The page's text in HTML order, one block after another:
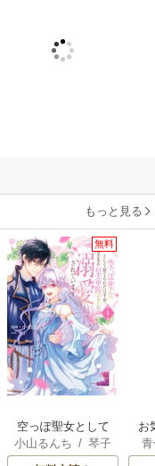
もっと見る
無料
空っぽ聖女として
捨てられたはず
が、嫁ぎ先の皇帝
小山るんち /琴子
お